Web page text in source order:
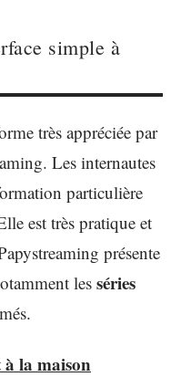
simple à
très appréciée par
Les internautes
particulière
est très pratique et
présente
les séries
la maison